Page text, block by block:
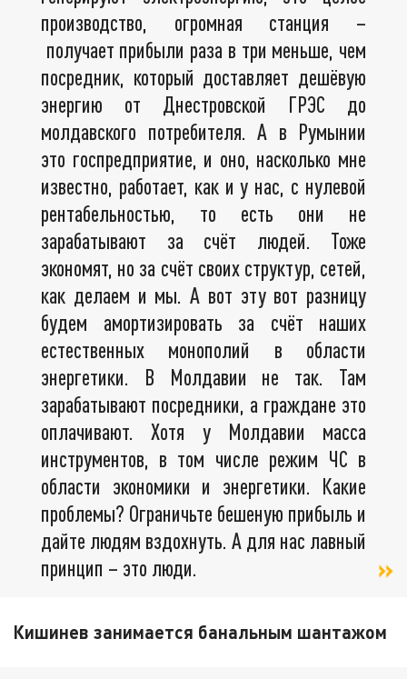
производство, огромная станция –
получает прибыли раза в три меньше, чем
посредник, который доставляет дешёвую
энергию от Днестровской ГРЭС до
молдавского потребителя. А в Румынии
это госпредприятие, и оно, насколько мне
известно, работает, как и у нас, с нулевой
рентабельностью, то есть они не
зарабатывают за счёт людей. Тоже
экономят, но за счёт своих структур, сетей,
как делаем и мы. А вот эту вот разницу
будем амортизировать за счёт наших
естественных монополий в области
энергетики. В Молдавии не так. Там
зарабатывают посредники, а граждане это
оплачивают. Хотя у Молдавии масса
инструментов, в том числе режим ЧС в
области экономики и энергетики. Какие
проблемы? Ограничьте бешеную прибыль и
дайте людям вздохнуть. А для нас лавный
принцип – это люди.
Кишинев занимается банальным шантажом